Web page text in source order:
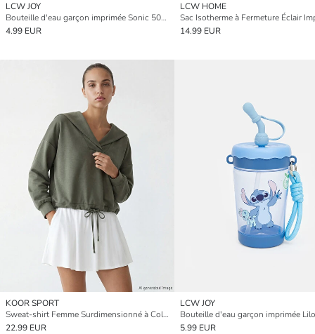
LCW JOY
Bouteille d'eau garçon imprimée Sonic 500 ml
4.99 EUR
LCW HOME
14.99 EUR
KOOR SPORT
Sweat-shirt Femme Surdimensionné à Col Polo
22.99 EUR
LCW JOY
5.99 EUR